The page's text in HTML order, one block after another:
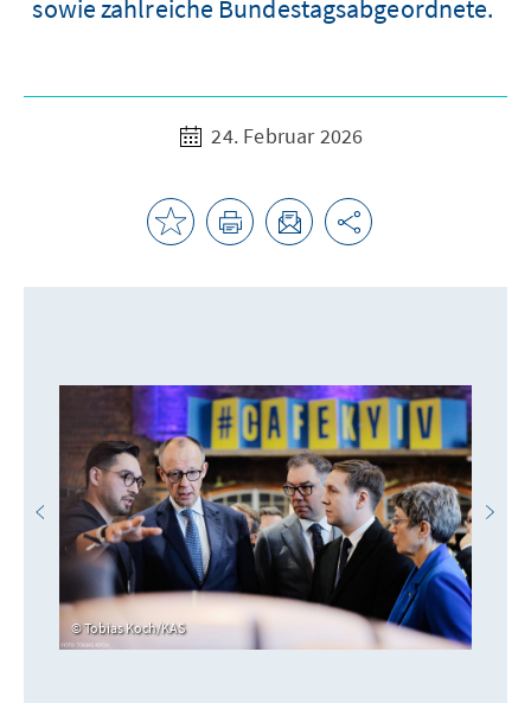
sowie zahlreiche Bundestagsabgeordnete.
24. Februar 2026
Tobias Koch/KAS